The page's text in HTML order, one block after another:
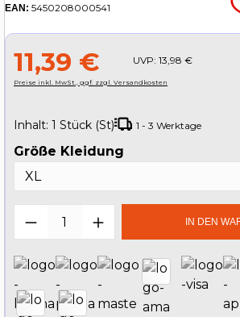
EAN: 5450208000541
11,39 € UVP: 13,98 €
Preise inkl. MwSt., ggf. zzgl. Versandkosten
Inhalt: 1 Stück (St) 1 - 3 Werktage
Größe Kleidung
Produkt Anzahl: GibIN DEN